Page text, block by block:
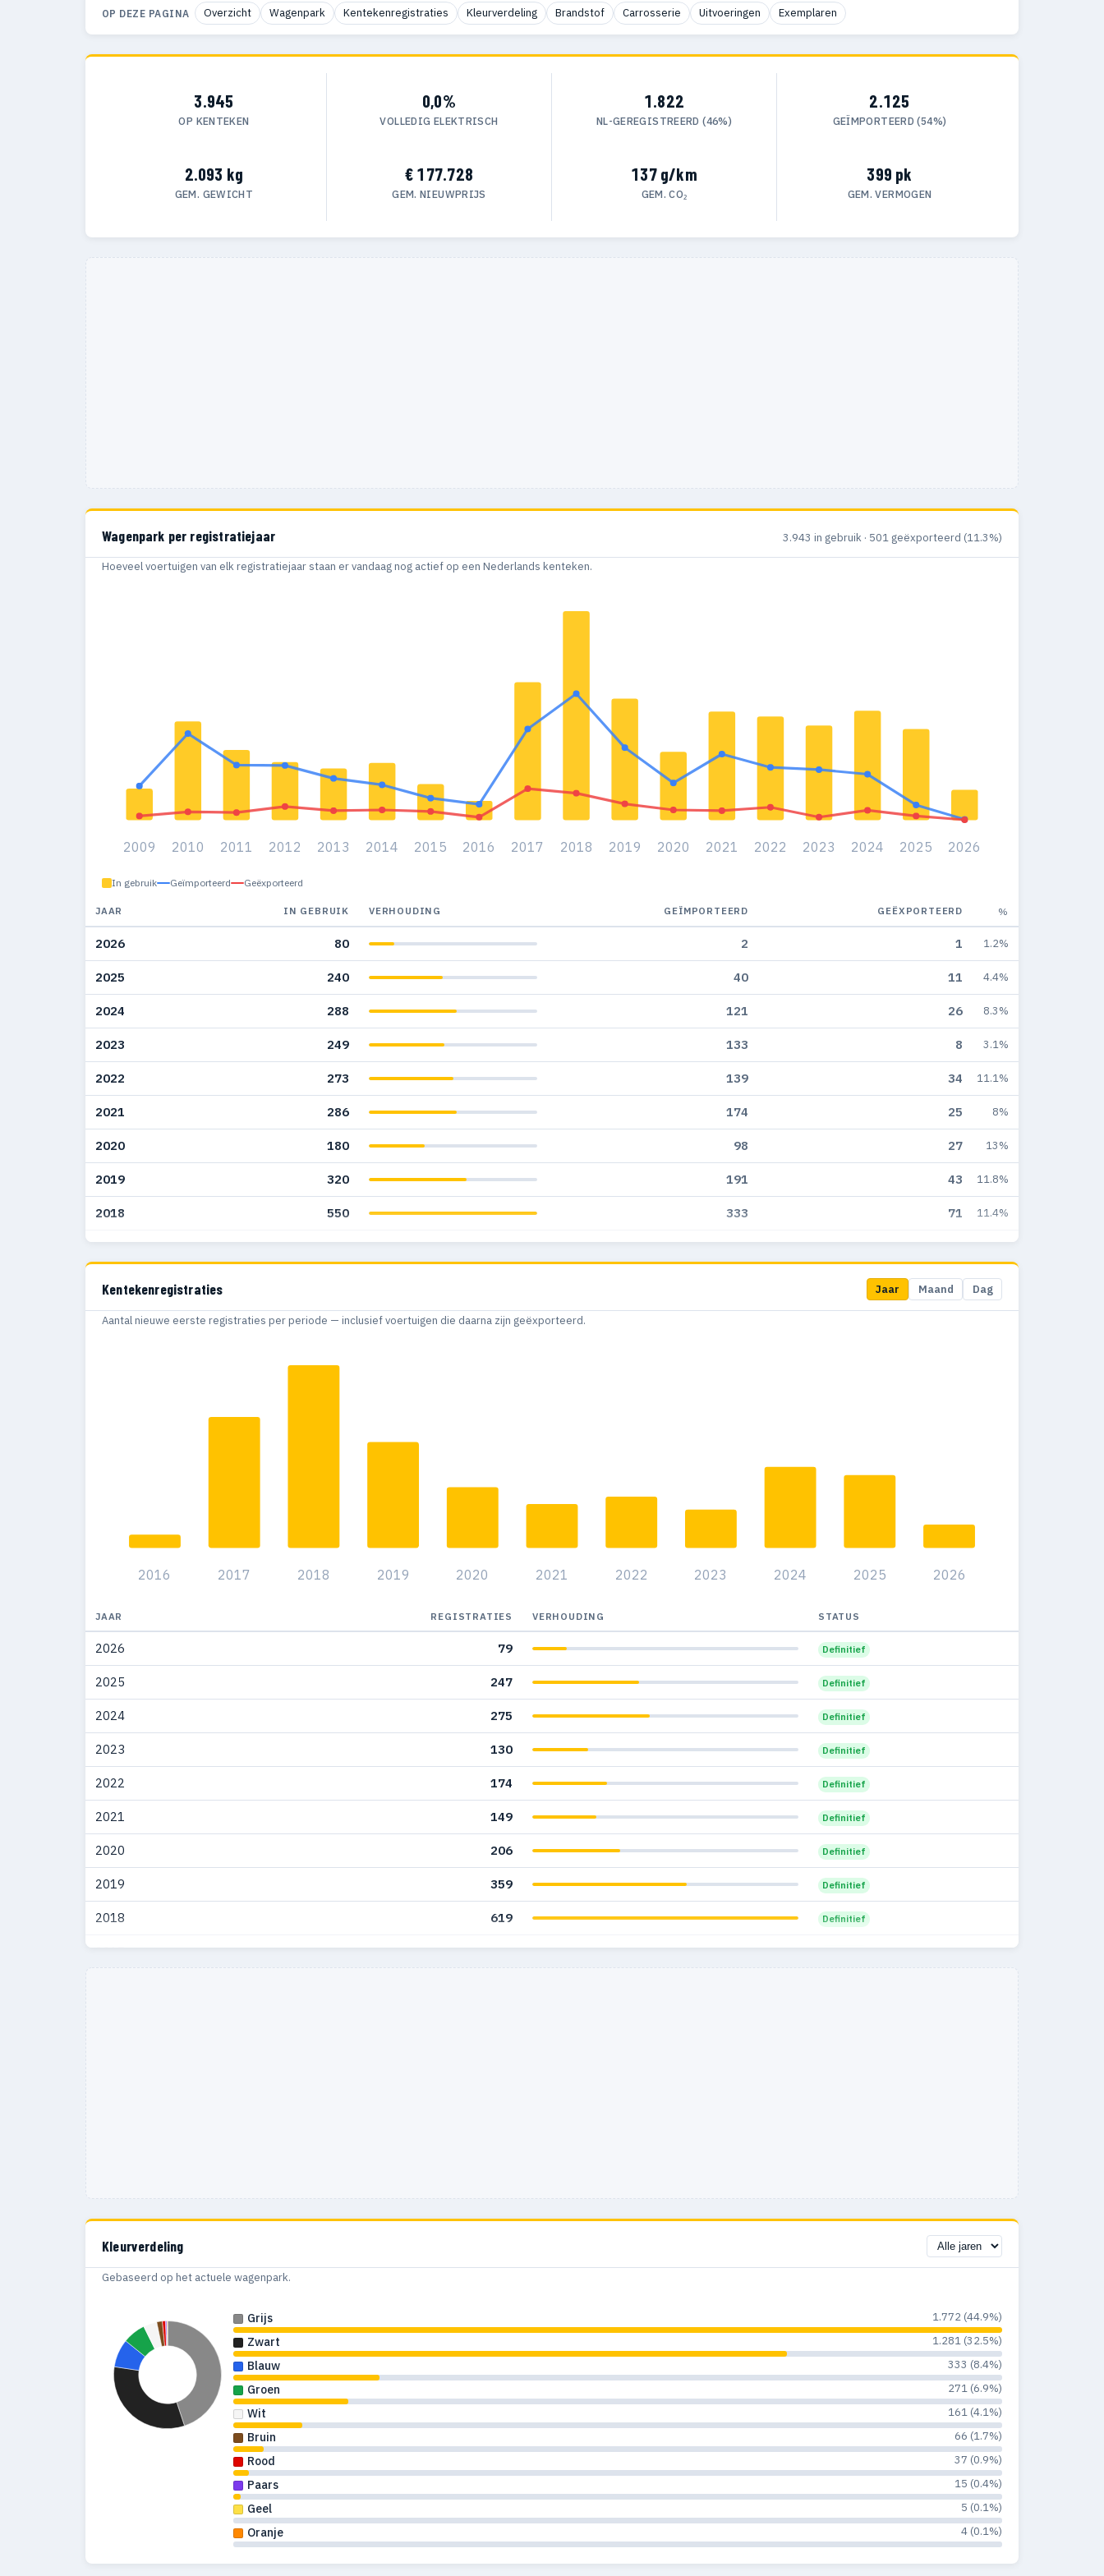
OP DEZE PAGINA Overzicht Wagenpark Kentekenregistraties Kleurverdeling Brandstof Carrosserie Uitvoeringen Exemplaren
3.945
OP KENTEKEN
0,0%
VOLLEDIG ELEKTRISCH
1.822
NL-GEREGISTREERD (46%)
2.125
GEÏMPORTEERD (54%)
2.093 kg
GEM. GEWICHT
€ 177.728
GEM. NIEUWPRIJS
137 g/km
GEM. CO₂
399 pk
GEM. VERMOGEN
Wagenpark per registratiejaar 3.943 in gebruik · 501 geëxporteerd (11.3%)
Hoeveel voertuigen van elk registratiejaar staan er vandaag nog actief op een Nederlands kenteken.
2009 2010 2011 2012 2013 2014 2015 2016 2017 2018 2019 2020 2021 2022 2023 2024 2025 2026
In gebruik Geïmporteerd Geëxporteerd
JAAR IN GEBRUIK VERHOUDING GEÏMPORTEERD GEËXPORTEERD %
2026 80 2 1 1.2%
2025 240 40 11 4.4%
2024 288 121 26 8.3%
2023 249 133 8 3.1%
2022 273 139 34 11.1%
2021 286 174 25 8%
2020 180 98 27 13%
2019 320 191 43 11.8%
2018 550 333 71 11.4%
2017 363 240 83
8 13.6%
2015 95 58 23 19.5%
90
Kentekenregistraties Jaar Maand Dag
Aantal nieuwe eerste registraties per periode — inclusief voertuigen die daarna zijn geëxporteerd.
2016 2017 2018 2019 2020 2021 2022 2023 2024 2025 2026
JAAR REGISTRATIES VERHOUDING STATUS
2026 79 Definitief
2025 247 Definitief
2024 275 Definitief
2023 130 Definitief
2022 174 Definitief
2021 149 Definitief
2020 206 Definitief
2019 359 Definitief
2018 619 Definitief
2017 444
Kleurverdeling
Gebaseerd op het actuele wagenpark.
Grijs 1.772 (44.9%)
Zwart 1.281 (32.5%)
Blauw 333 (8.4%)
Groen 271 (6.9%)
Wit 161 (4.1%)
Bruin 66 (1.7%)
Rood 37 (0.9%)
Paars 15 (0.4%)
Geel 5 (0.1%)
Oranje 4 (0.1%)